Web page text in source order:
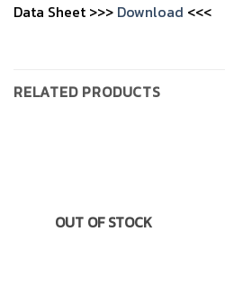
Data Sheet >>> Download <<<
RELATED PRODUCTS
OUT OF STOCK